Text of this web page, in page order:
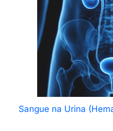
Sangue na Urina